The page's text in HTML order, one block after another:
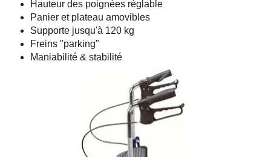
Hauteur des poignées réglable
Panier et plateau amovibles
Supporte jusqu'à 120 kg
Freins "parking"
Maniabilité & stabilité